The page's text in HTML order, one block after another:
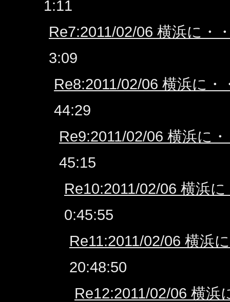
1:11
Re7:2011/02/06 横浜に・
3:09
Re8:2011/02/06 横浜に・
44:29
Re9:2011/02/06 横浜に
45:15
Re10:2011/02/06 横浜
0:45:55
Re11:2011/02/06 横浜
20:48:50
Re12:2011/02/06 横浜